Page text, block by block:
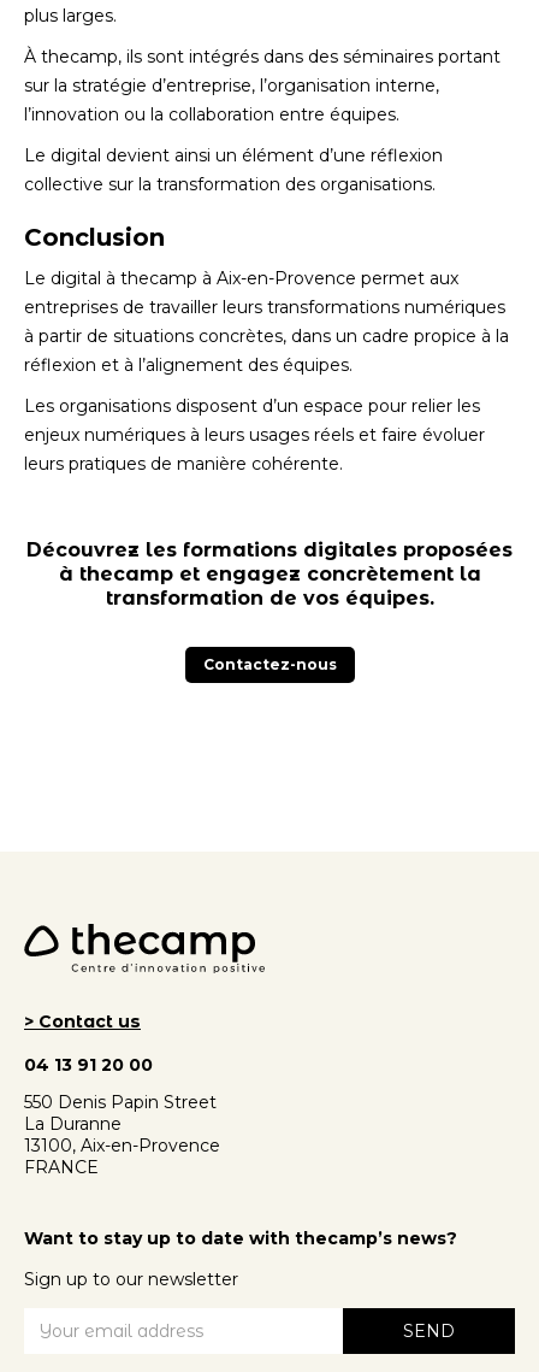
plus larges.
À thecamp, ils sont intégrés dans des séminaires portant
sur la stratégie d’entreprise, l’organisation interne,
l’innovation ou la collaboration entre équipes.
Le digital devient ainsi un élément d’une réflexion
collective sur la transformation des organisations.
Conclusion
Le digital à thecamp à Aix-en-Provence permet aux
entreprises de travailler leurs transformations numériques
à partir de situations concrètes, dans un cadre propice à la
réflexion et à l’alignement des équipes.
Les organisations disposent d’un espace pour relier les
enjeux numériques à leurs usages réels et faire évoluer
leurs pratiques de manière cohérente.
Découvrez les formations digitales proposées
à thecamp et engagez concrètement la
transformation de vos équipes.
Contactez-nous
Want to stay up to date with thecamp’s news?
Sign up to our newsletter
> Contact us
04 13 91 20 00
550 Denis Papin Street
La Duranne
13100, Aix-en-Provence
FRANCE